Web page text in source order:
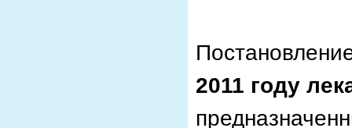
2011 году